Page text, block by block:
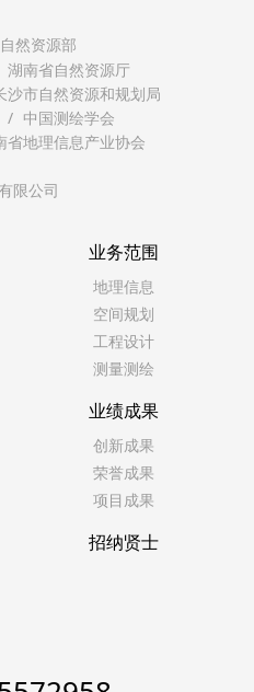
然资源部
湖南省自然资源厅
沙市自然资源和规划局
中国测绘学会
省地理信息产业协会
限公司
业务范围
地理信息
空间规划
工程设计
测量测绘
业绩成果
创新成果
荣誉成果
项目成果
招纳贤士